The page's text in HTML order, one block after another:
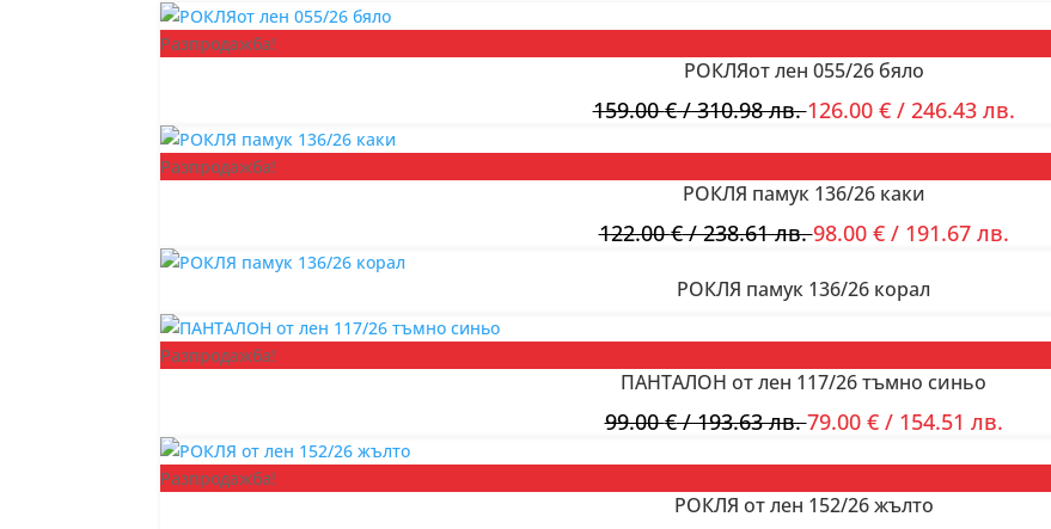
Разпродажба!
РОКЛЯот лен 055/26 бяло
159.00€/ 310.98 лв.126.00 €/ 246.43 лв.
Разпродажба!
РОКЛЯ памук 136/26 каки
122.00€/ 238.61 лв.98.00 €/ 191.67 лв.
РОКЛЯ памук 136/26 корал
Разпродажба!
ПАНТАЛОН от лен 117/26 тъмно синьо
99.00€/ 193.63 лв.79.00 €/ 154.51 лв.
Разпродажба!
РОКЛЯ от лен 152/26 жълто